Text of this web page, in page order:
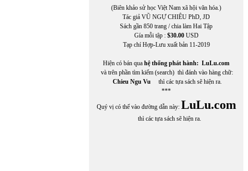
Claire Simon
Claudia Zilletti
CỔ NGƯ chuyển ngữ
Cristan Cortez
Cù Hựu
Cung Tích Biền
(Biên khảo sử học Việt Nam xã hội văn hóa.)
Tác giả VŨ NGỰ CHIÊU PhD, JD
Sách gần 850 trang / chia làm Hai Tập
Gía mỗi tập : $30.00USD
Tạp chí Hợp-Lưu xuất bản 11-2019
Hiện có bán qua hệ thống phát hành: LuLu.com
và trên phần tìm kiếm (search) thì đánh vào hàng chữ:
Chieu Ngu Vu thì các tựa sách sẽ hiện ra.
***
Quý vị có thể vào đường dẫn này: LuLu.com
thì các tựa sách sẽ hiện ra.